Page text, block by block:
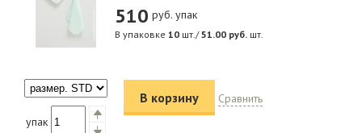
510 руб. упак
В упаковке 10 шт./51.00 руб. шт.
упак
В корзину Сравнить